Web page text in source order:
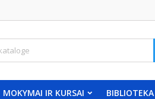
MOKYMAI IR KURSAI BIBLIOTEKA